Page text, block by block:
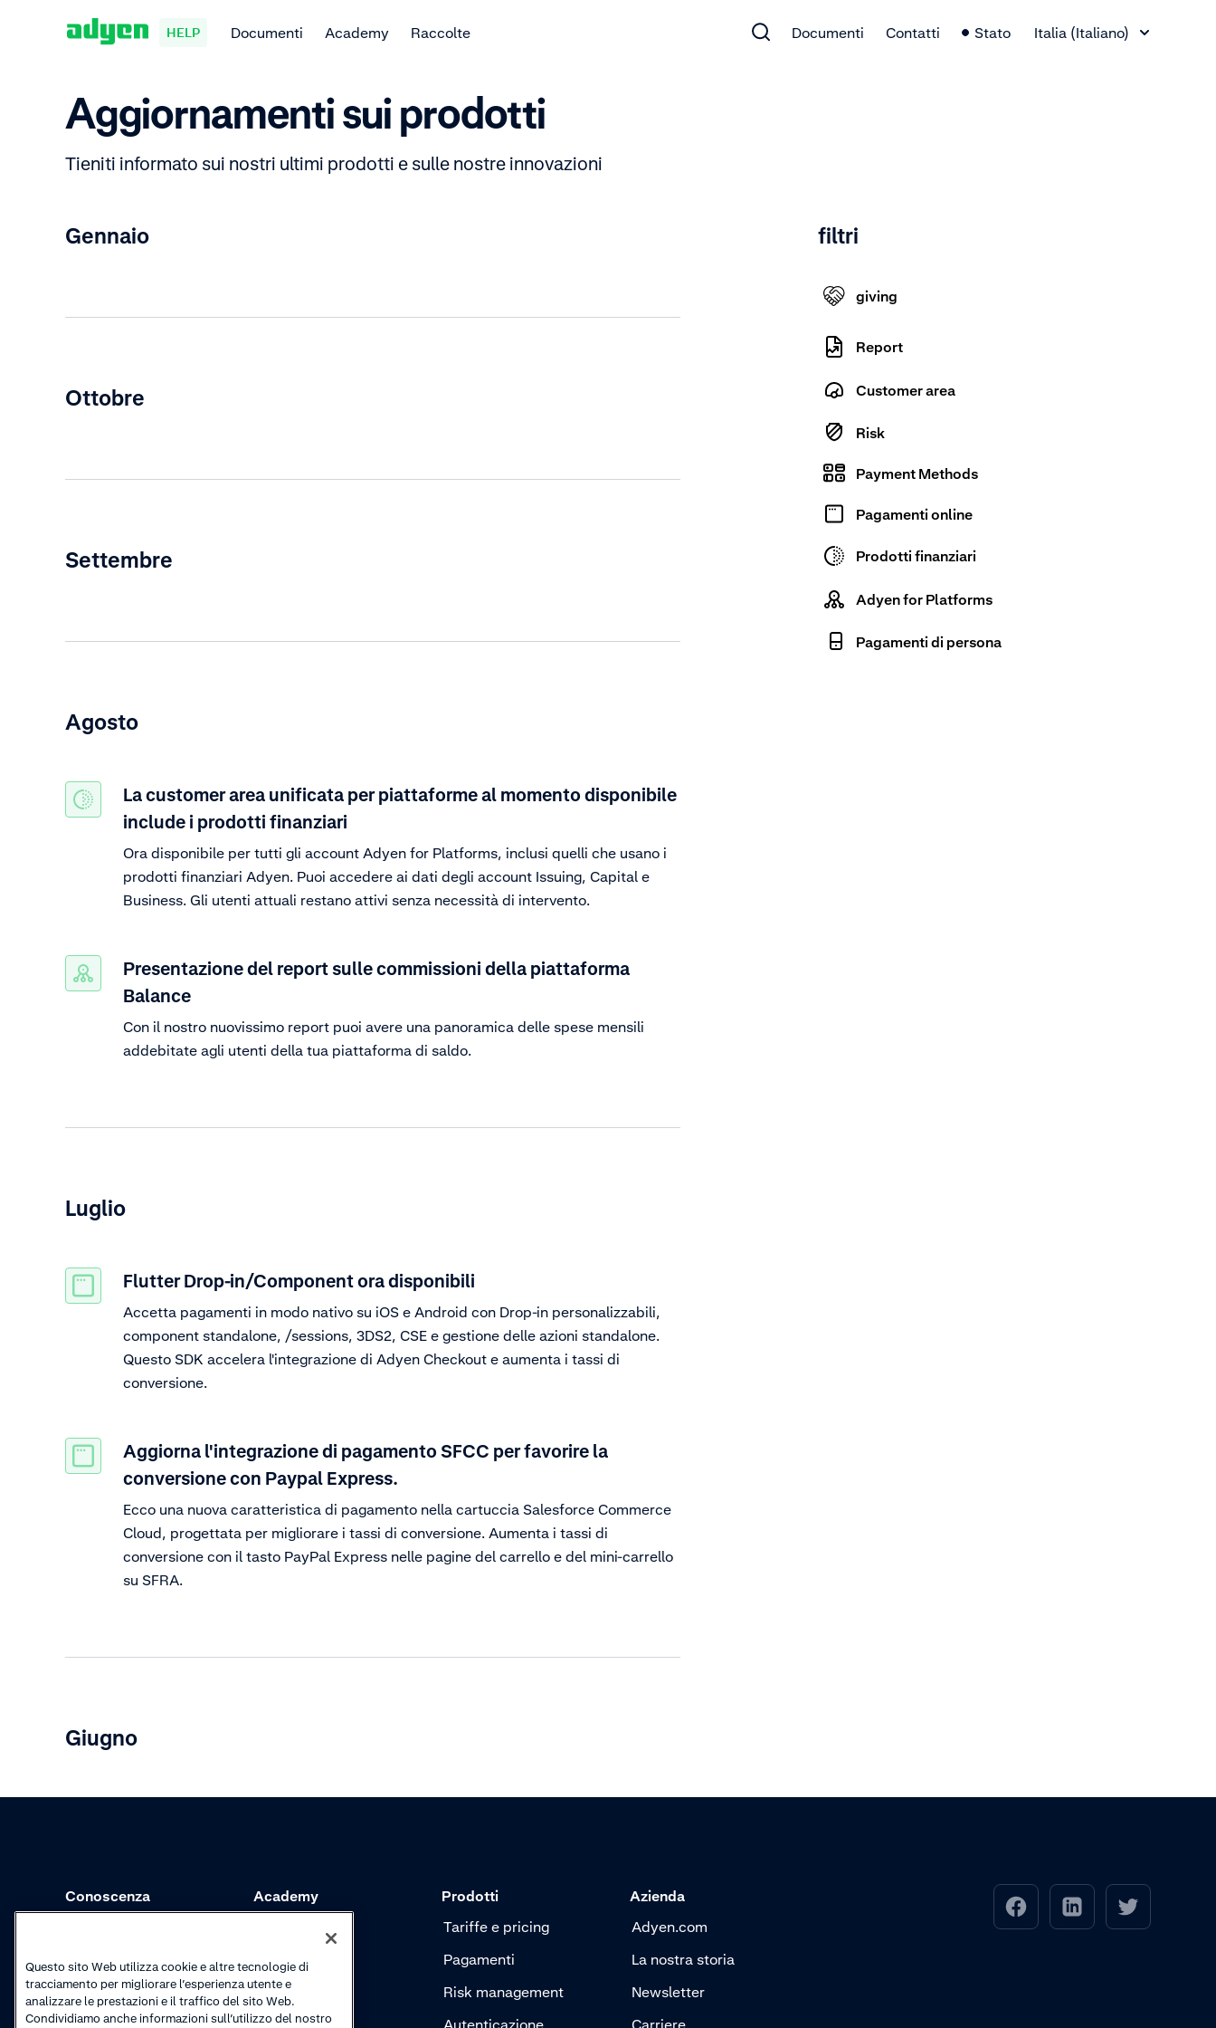
HELP Documenti Academy Raccolte Documenti Contatti Stato
Italia (Italiano)
Aggiornamenti sui prodotti
Tieniti informato sui nostri ultimi prodotti e sulle nostre innovazioni
Gennaio
Ottobre
Settembre
Agosto
La customer area unificata per piattaforme al momento disponibile
include i prodotti finanziari
Ora disponibile per tutti gli account Adyen for Platforms, inclusi quelli che usano i
prodotti finanziari Adyen. Puoi accedere ai dati degli account Issuing, Capital e
Business. Gli utenti attuali restano attivi senza necessità di intervento.
Presentazione del report sulle commissioni della piattaforma
Balance
Con il nostro nuovissimo report puoi avere una panoramica delle spese mensili
addebitate agli utenti della tua piattaforma di saldo.
Luglio
Flutter Drop-in/Component ora disponibili
Accetta pagamenti in modo nativo su iOS e Android con Drop-in personalizzabili,
component standalone, /sessions, 3DS2, CSE e gestione delle azioni standalone.
Questo SDK accelera l'integrazione di Adyen Checkout e aumenta i tassi di
conversione.
Aggiorna l'integrazione di pagamento SFCC per favorire la
conversione con Paypal Express.
Ecco una nuova caratteristica di pagamento nella cartuccia Salesforce Commerce
Cloud, progettata per migliorare i tassi di conversione. Aumenta i tassi di
conversione con il tasto PayPal Express nelle pagine del carrello e del mini-carrello
su SFRA.
Giugno
filtri
giving
Report
Customer area
Risk
Payment Methods
Pagamenti online
Prodotti finanziari
Adyen for Platforms
Pagamenti di persona
Conoscenza
Aggiornamenti sui
prodotti
Academy
Video tutorial
Prodotti
Tariffe e pricing
Pagamenti
Risk management
Autenticazione
Azienda
Adyen.com
La nostra storia
Newsletter
Carriere
Questo sito Web utilizza cookie e altre tecnologie di
tracciamento per migliorare l’esperienza utente e
analizzare le prestazioni e il traffico del sito Web.
Condividiamo anche informazioni sull’utilizzo del nostro